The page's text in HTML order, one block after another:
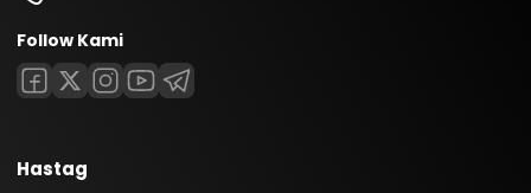
Follow Kami
Hastag